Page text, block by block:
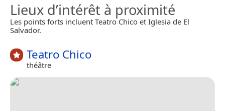
Lieux d’intérêt à proximité
Les points forts incluent Teatro Chico et Iglesia de El
Salvador.
Teatro Chico
théâtre